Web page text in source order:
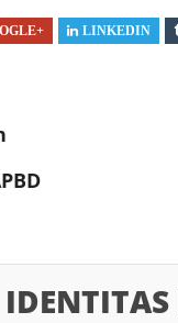
LINKEDIN